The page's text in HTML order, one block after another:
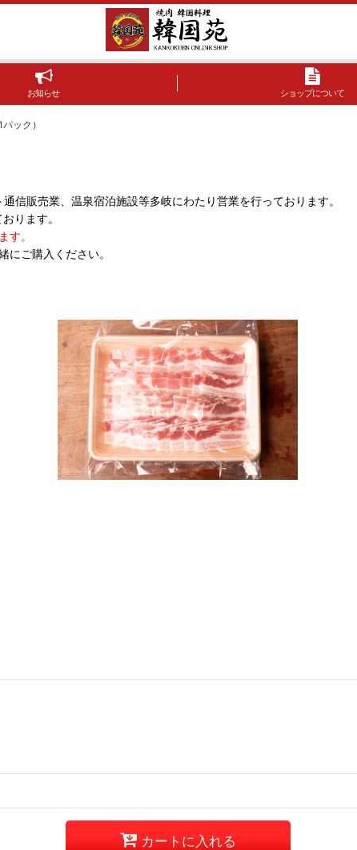
お知らせ ショップについて
ック）
信販売業、温泉宿泊施設等多岐にわたり営業を行っております。
ります。
す。
ご購入ください。
カートに入れる